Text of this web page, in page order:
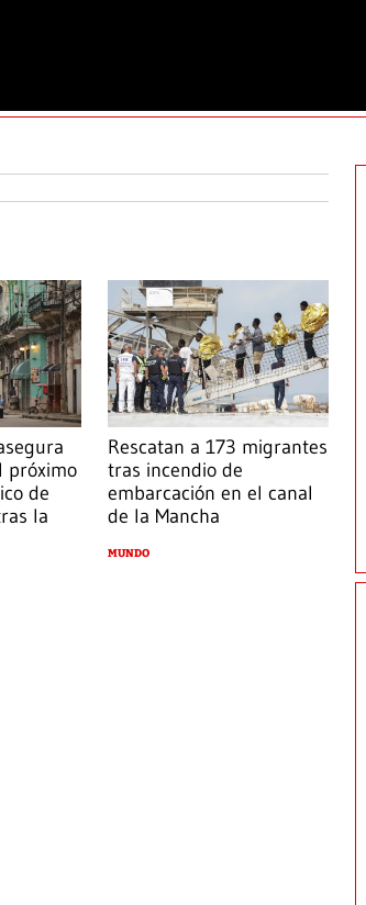
próximo
de
la
Rescatan a 173 migrantes
tras incendio de
embarcación en el canal
de la Mancha
MUNDO